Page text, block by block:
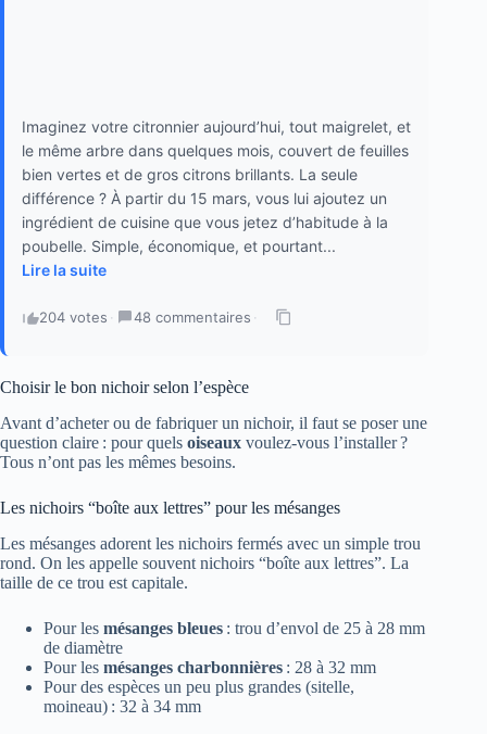
Imaginez votre citronnier aujourd’hui, tout maigrelet, et
le même arbre dans quelques mois, couvert de feuilles
bien vertes et de gros citrons brillants. La seule
différence ? À partir du 15 mars, vous lui ajoutez un
ingrédient de cuisine que vous jetez d’habitude à la
poubelle. Simple, économique, et pourtant...
Lire la suite
204 votes · 48 commentaires ·
Choisir le bon nichoir selon l’espèce
Avant d’acheter ou de fabriquer un nichoir, il faut se poser une
question claire : pour quels oiseaux voulez-vous l’installer ?
Tous n’ont pas les mêmes besoins.
Les nichoirs “boîte aux lettres” pour les mésanges
Les mésanges adorent les nichoirs fermés avec un simple trou
rond. On les appelle souvent nichoirs “boîte aux lettres”. La
taille de ce trou est capitale.
Pour les mésanges bleues : trou d’envol de 25 à 28 mm
de diamètre
Pour les mésanges charbonnières : 28 à 32 mm
Pour des espèces un peu plus grandes (sitelle,
moineau) : 32 à 34 mm